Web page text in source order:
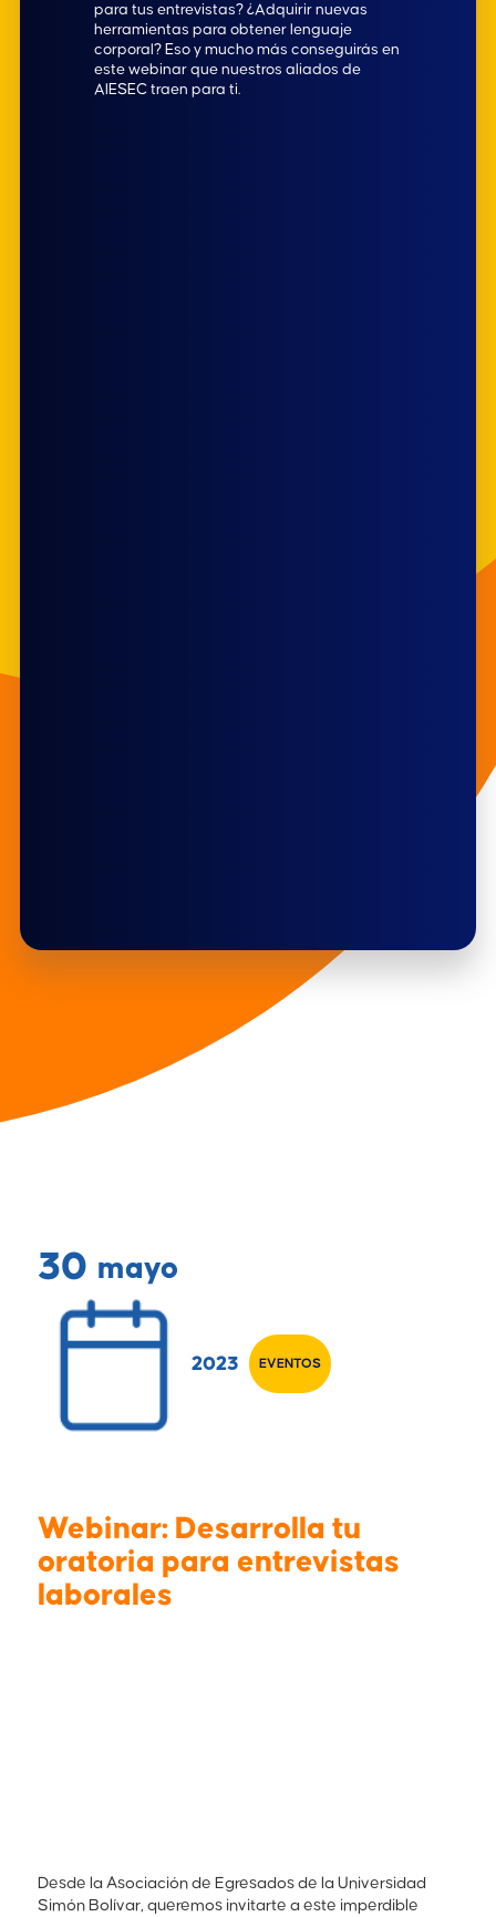
para tus entrevistas? ¿Adquirir nuevas
herramientas para obtener lenguaje
corporal? Eso y mucho más conseguirás en
este webinar que nuestros aliados de
AIESEC traen para ti.
30 mayo
2023 EVENTOS
Webinar: Desarrolla tu
oratoria para entrevistas
laborales
Desde la Asociación de Egresados de la Universidad
Simón Bolívar, queremos invitarte a este imperdible